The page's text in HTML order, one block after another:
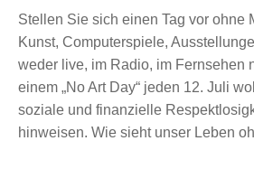
Stellen Sie sich einen Tag vor ohne
Kunst, Computerspiele,
weder live, im Radio, im Fernsehen
einem „No Art Day“ jeden 12. Juli
soziale und finanzielle
hinweisen. Wie sieht unser Leben